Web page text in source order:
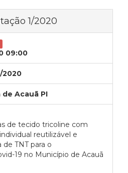
1/2020
09:00
2020
Acauã PI
de tecido tricoline com
reutilizável e
TNT para o
19 no Município de Acauã